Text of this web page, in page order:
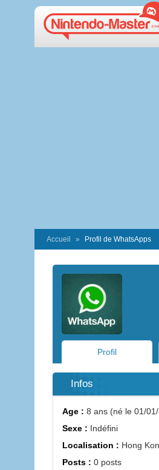
Accueil Profil de WhatsApps
Profil
Infos
Age : 8 ans (né le 01/
Sexe : Indéfini
Localisation : Hong
Posts : 0 posts